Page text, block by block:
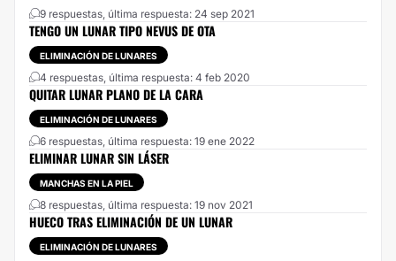
9 respuestas, última respuesta: 24 sep 2021
TENGO UN LUNAR TIPO NEVUS DE OTA
ELIMINACIÓN DE LUNARES
4 respuestas, última respuesta: 4 feb 2020
QUITAR LUNAR PLANO DE LA CARA
ELIMINACIÓN DE LUNARES
6 respuestas, última respuesta: 19 ene 2022
ELIMINAR LUNAR SIN LÁSER
MANCHAS EN LA PIEL
8 respuestas, última respuesta: 19 nov 2021
HUECO TRAS ELIMINACIÓN DE UN LUNAR
ELIMINACIÓN DE LUNARES